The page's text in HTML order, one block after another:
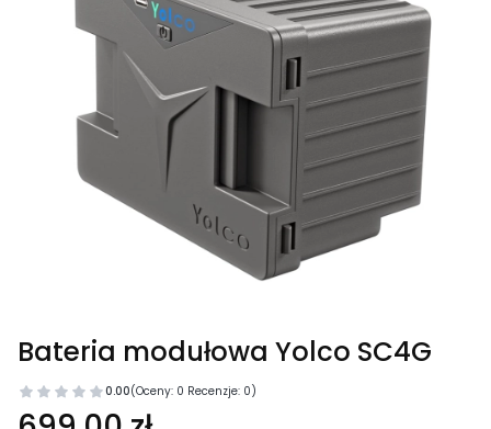
Bateria modułowa Yolco SC4G
0.00(Oceny: 0 Recenzje: 0)